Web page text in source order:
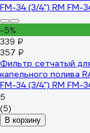
-5%
339 ₽
357 ₽
Фильтр сетчатый
капельного полива
FM-34 (3/4") RM FM-
5
(5)
В корзину